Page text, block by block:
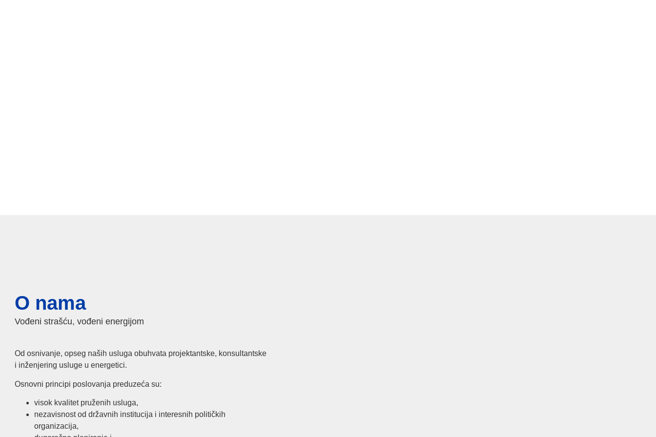
O nama
Vođeni strašću, vođeni energijom
Od osnivanje, opseg naših usluga obuhvata projektantske, konsultantske
i inženjering usluge u energetici.
Osnovni principi poslovanja preduzeća su:
visok kvalitet pruženih usluga,
nezavisnost od državnih institucija i interesnih političkih
organizacija,